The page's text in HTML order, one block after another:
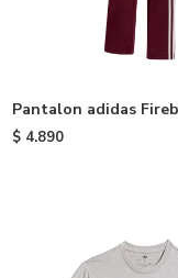
Pantalon adidas
Maroon
$ 4.890